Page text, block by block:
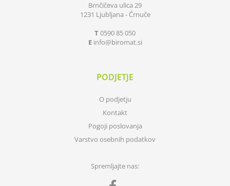
Brnčičeva ulica 29
1231 Ljubljana - Črnuče
T0590 85 050
E info biromat.si
PODJETJE
O podjetju
Kontakt
Pogoji poslovanja
Varstvo osebnih podatkov
Spremljajte nas: